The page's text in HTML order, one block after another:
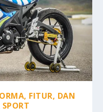
FITUR, DAN